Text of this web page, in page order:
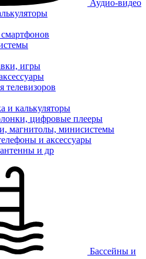
Аудио-видео
игры
и калькуляторы
цифровые плееры
магнитолы, минисистемы
и аксессуары
и др
Бассейны и